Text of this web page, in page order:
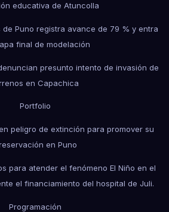
educativa de Atuncolla
Puno registra avance de 79 % y entra
final de modelación
presunto intento de invasión de
en Capachica
Portfolio
peligro de extinción para promover su
en Puno
para atender el fenómeno El Niño en el
el financiamiento del hospital de Juli.
Programación